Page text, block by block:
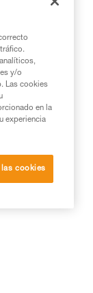
y/o
Las cookies
en la
experiencia
cookies